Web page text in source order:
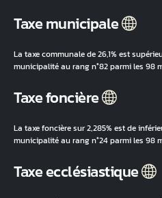
Taxe municipale
La taxe communale de 26,1% est
municipalité au rang n°82 parmi les 98
Taxe foncière
La taxe foncière sur 2,285% est de
municipalité au rang n°24 parmi les 98
Taxe ecclésiastique